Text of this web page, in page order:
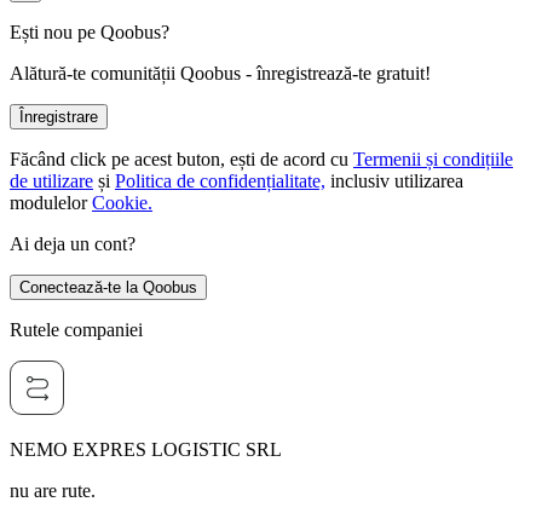
Ești nou pe Qoobus?
Alătură-te comunității Qoobus - înregistrează-te gratuit!
Înregistrare
Făcând click pe acest buton, ești de acord cu Termenii și condițiile
de utilizare și Politica de confidențialitate, inclusiv utilizarea
modulelor Cookie.
Ai deja un cont?
Conectează-te la Qoobus
Rutele companiei
NEMO EXPRES LOGISTIC SRL
nu are rute.